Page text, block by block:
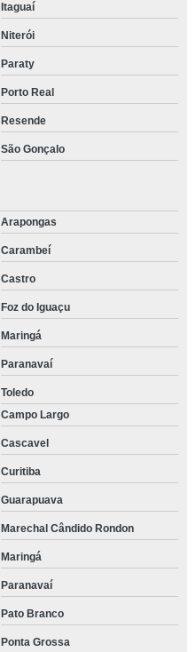
Itaguaí
Niterói
Paraty
Porto Real
Resende
São Gonçalo
Arapongas
Carambeí
Castro
Foz do Iguaçu
Maringá
Paranavaí
Toledo
Campo Largo
Cascavel
Curitiba
Guarapuava
Marechal Cândido Rondon
Maringá
Paranavaí
Pato Branco
Ponta Grossa